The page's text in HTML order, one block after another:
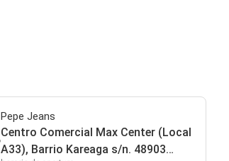
Pepe Jeans
Centro Comercial Max Center (Local
A33), Barrio Kareaga s/n. 48903